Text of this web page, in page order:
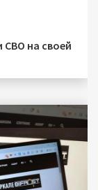
на своей